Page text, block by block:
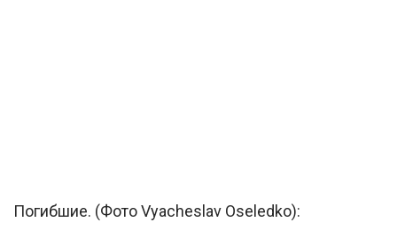
Погибшие. (Фото Vyacheslav Oseledko):